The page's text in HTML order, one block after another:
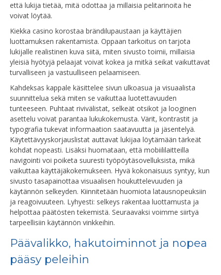
että lukija tietää, mitä odottaa ja millaisia pelitarinoita he
voivat löytää.
Kiekka casino korostaa brändilupaustaan ja käyttäjien
luottamuksen rakentamista. Oppaan tarkoitus on tarjota
lukijalle realistinen kuva siitä, miten sivusto toimii, millaisia
yleisiä hyötyjä pelaajat voivat kokea ja mitkä seikat vaikuttavat
turvalliseen ja vastuulliseen pelaamiseen.
Kahdeksas kappale käsittelee sivun ulkoasua ja visuaalista
suunnittelua sekä miten se vaikuttaa luotettavuuden
tunteeseen. Puhtaat rivivälistat, selkeät otsikot ja looginen
asettelu voivat parantaa lukukokemusta. Värit, kontrastit ja
typografia tukevat informaation saatavuutta ja jäsentelyä.
Käytettävyyskorjauslistat auttavat lukijaa löytämään tärkeät
kohdat nopeasti. Lisäksi huomataan, että mobiililaitteilla
navigointi voi poiketa suuresti työpöytäsovelluksista, mikä
vaikuttaa käyttäjäkokemukseen. Hyvä kokonaisuus syntyy, kun
sivusto tasapainottaa visuaalisen houkuttelevuuden ja
käytännön selkeyden. Kiinnitetään huomiota latausnopeuksiin
ja reagoivuuteen. Lyhyesti: selkeys rakentaa luottamusta ja
helpottaa päätösten tekemistä. Seuraavaksi voimme siirtyä
tarpeellisiin käytännön vinkkeihin.
Päävalikko, hakutoiminnot ja nopea
pääsy peleihin